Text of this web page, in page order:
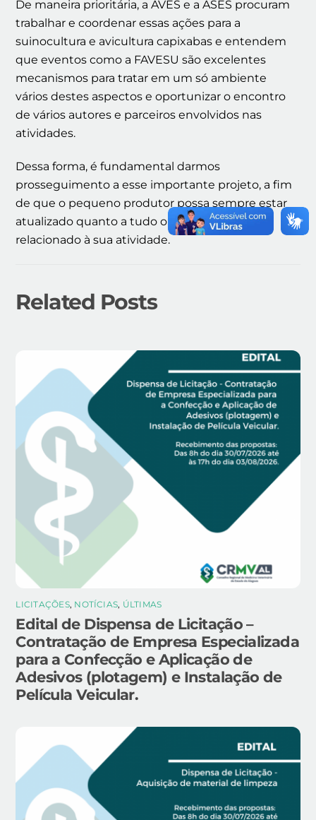
De maneira prioritária, a AVES e a ASES procuram
trabalhar e coordenar essas ações para a
suinocultura e avicultura capixabas e entendem
que eventos como a FAVESU são excelentes
mecanismos para tratar em um só ambiente
vários destes aspectos e oportunizar o encontro
de vários autores e parceiros envolvidos nas
atividades.
Dessa forma, é fundamental darmos
prosseguimento a esse importante projeto, a fim
de que o pequeno produtor possa sempre estar
atualizado quanto a tudo o que acontece
relacionado à sua atividade.
Related Posts
LICITAÇÕES, NOTÍCIAS, ÚLTIMAS
Edital de Dispensa de Licitação –
Contratação de Empresa Especializada
para a Confecção e Aplicação de
Adesivos (plotagem) e Instalação de
Película Veicular.